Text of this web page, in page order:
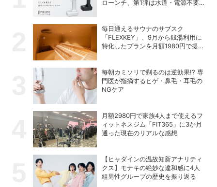
ローンチ、第1弾は水道・電源不要
毎日通えるサウナのサブスク
「FLEXKEY」、9月から銭湯利用に
特化したプランを月額1980円で提供
毎朝カミソリで剃るのは逆効果!? 専
門医が指摘するヒゲ・鼻毛・耳毛の
NGケア
月額2980円で家族4人まで使えるフ
ィットネスジム「FIT365」に3か月
通った現在のリアルな感想
【ヒャダインの温故知新アナリティ
クス】モナキの絶妙な違和感に4人
組男性グループの歴史を振り返る